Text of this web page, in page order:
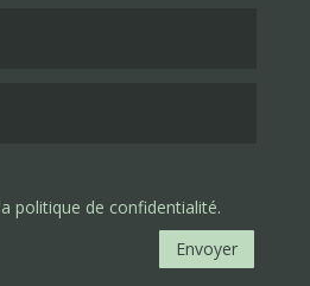
politique de confidentialité.
Envoyer